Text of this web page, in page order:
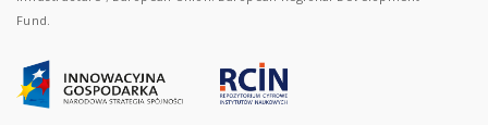
Fund.